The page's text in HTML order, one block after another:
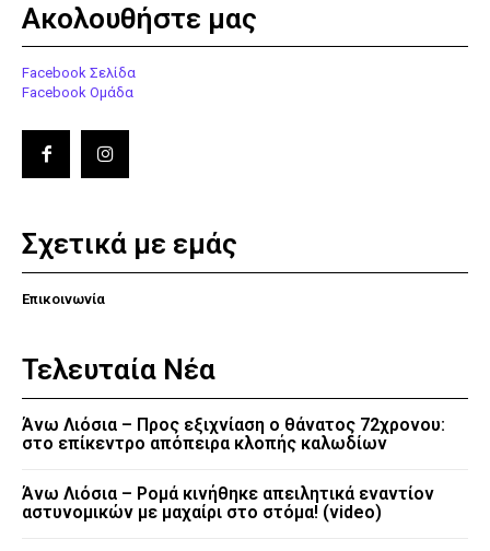
Ακολουθήστε μας
Facebook Σελίδα
Facebook Ομάδα
Σχετικά με εμάς
Επικοινωνία
Τελευταία Νέα
Άνω Λιόσια – Προς εξιχνίαση ο θάνατος 72χρονου:
στο επίκεντρο απόπειρα κλοπής καλωδίων
Άνω Λιόσια – Ρομά κινήθηκε απειλητικά εναντίον
αστυνομικών με μαχαίρι στο στόμα! (video)